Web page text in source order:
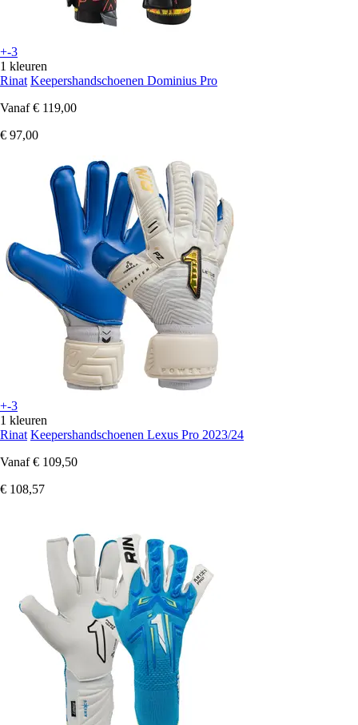
+-3
1 kleuren
Rinat Keepershandschoenen Dominius Pro
Vanaf € 119,00
€ 97,00
+-3
1 kleuren
Rinat Keepershandschoenen Lexus Pro 2023/24
Vanaf € 109,50
€ 108,57